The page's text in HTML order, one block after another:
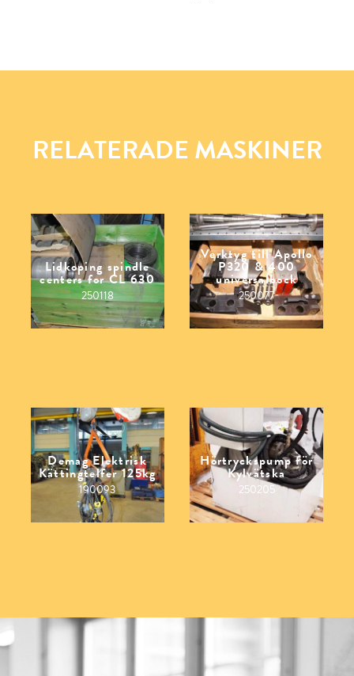
RELATERADE MASKINER
Lidkoping spindle
centers for CL 630
250118
Verktyg till Apollo
P320 & 400
universalbock
250077
Demag Elektrisk
Kättingtelfer 125kg
190093
Hörtryckspump för
Kylvätska
250205